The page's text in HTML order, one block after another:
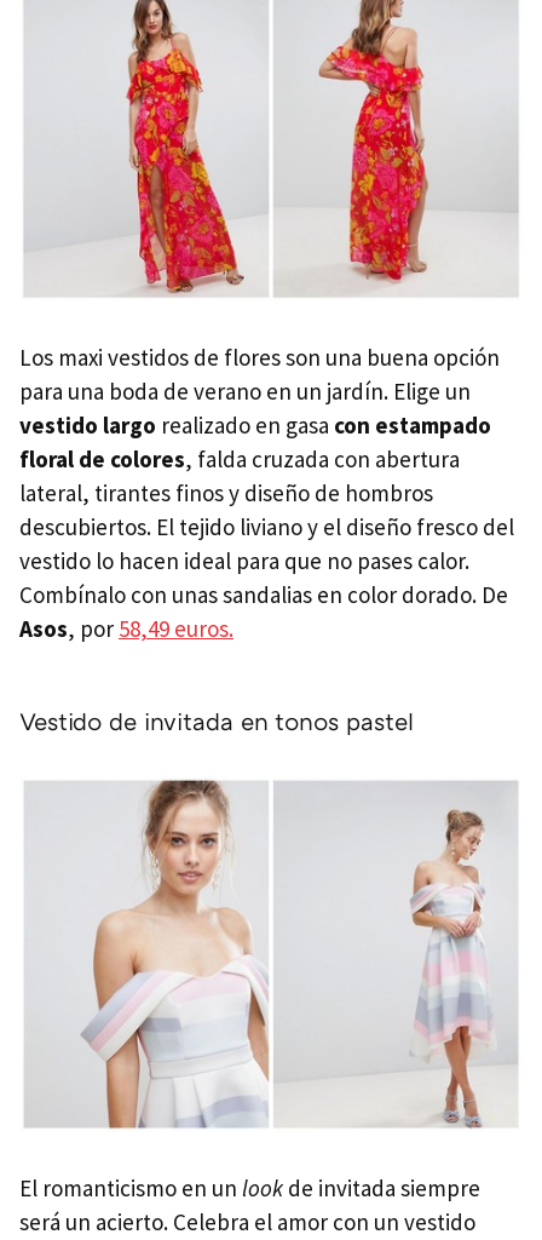
Los maxi vestidos de flores son una buena opción
para una boda de verano en un jardín. Elige un
vestido largo realizado en gasa con estampado
floral de colores, falda cruzada con abertura
lateral, tirantes finos y diseño de hombros
descubiertos. El tejido liviano y el diseño fresco del
vestido lo hacen ideal para que no pases calor.
Combínalo con unas sandalias en color dorado. De
Asos, por 58,49 euros.
Vestido de invitada en tonos pastel
El romanticismo en un look de invitada siempre
será un acierto. Celebra el amor con un vestido